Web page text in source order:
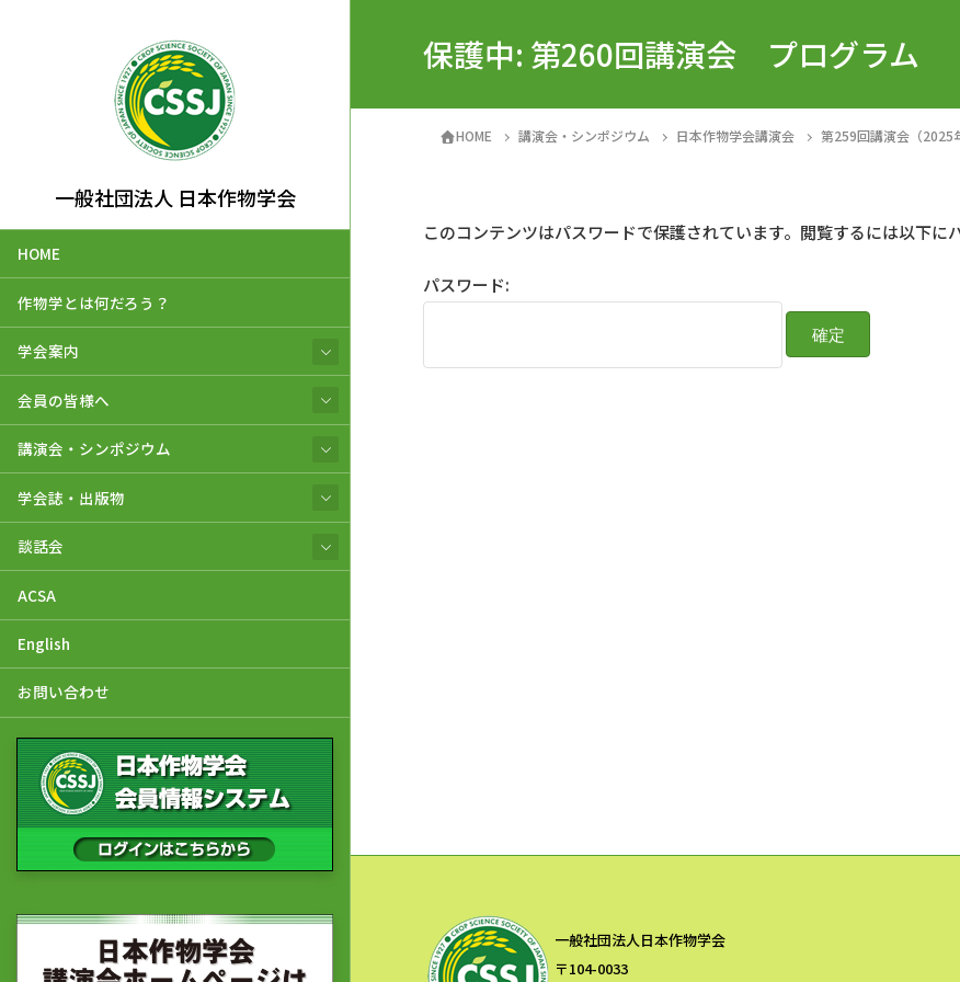
一般社団法人 日本作物学会
HOME
作物学とは何だろう？
学会案内
会員の皆様へ
講演会・シンポジウム
学会誌・出版物
談話会
ACSA
English
お問い合わせ
保護中: 第260回講演会 プログラム
HOME 講演会・シンポジウム 日本作物学会講演会 第259回講演会（2025
このコンテンツはパスワードで保護されています。閲覧するには以下に
パスワード:
一般社団法人日本作物学会
〒104-0033